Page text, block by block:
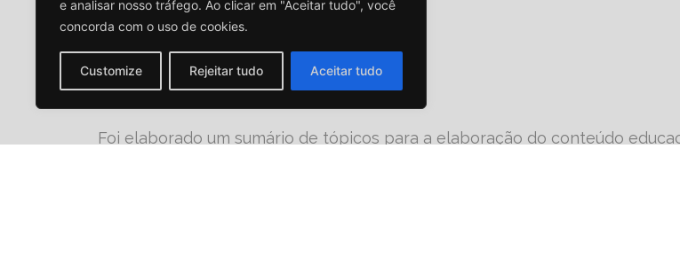
e analisar nosso tráfego. Ao clicar em "Aceitar tudo", você
concorda com o uso de cookies.
Customize Rejeitar tudo Aceitar tudo
RESULTADO
Foi elaborado um sumário de tópicos para a elaboração do conteúdo